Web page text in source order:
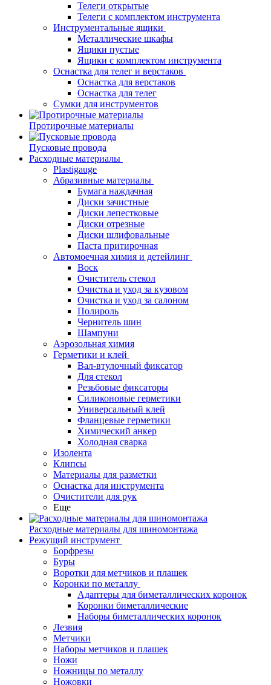
Телеги открытые
Телеги с комплектом инструмента
Инструментальные ящики
Металлические шкафы
Ящики пустые
Ящики с комплектом инструмента
Оснастка для телег и верстаков
Оснастка для верстаков
Оснастка для телег
Сумки для инструментов
Протирочные материалы
Пусковые провода
Расходные материалы
Plastigauge
Абразивные материалы
Бумага наждачная
Диски зачистные
Диски лепестковые
Диски отрезные
Диски шлифовальные
Паста притирочная
Автомоечная химия и детейлинг
Воск
Очиститель стекол
Очистка и уход за кузовом
Очистка и уход за салоном
Полироль
Чернитель шин
Шампуни
Аэрозольная химия
Герметики и клей
Вал-втулочный фиксатор
Для стекол
Резьбовые фиксаторы
Силиконовые герметики
Универсальный клей
Фланцевые герметики
Химический анкер
Холодная сварка
Изолента
Клипсы
Материалы для разметки
Оснастка для инструмента
Очистители для рук
Еще
Расходные материалы для шиномонтажа
Режущий инструмент
Борфрезы
Буры
Воротки для метчиков и плашек
Коронки по металлу
Адаптеры для биметаллических коронок
Коронки биметаллические
Наборы биметаллических коронок
Лезвия
Метчики
Наборы метчиков и плашек
Ножи
Ножницы по металлу
Ножовки